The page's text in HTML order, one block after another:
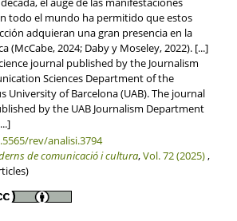
todo el mundo ha permitido que estos
adquieran una gran presencia en la
(McCabe, 2024; Daby y Moseley, 2022). [...]
journal published by the Journalism
Sciences Department of the
University of Barcelona (UAB). The journal
by the UAB Journalism Department
rev/analisi.3794
de comunicació i cultura,Vol. 72 (2025),